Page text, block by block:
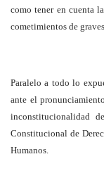
como tener en cuenta
cometimientos de
Paralelo a todo lo
ante el
inconstitucionalidad
Constitucional de
Humanos.